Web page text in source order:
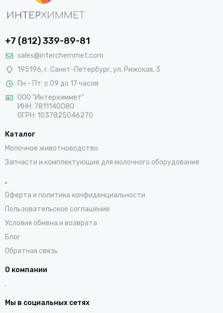
+7 (812) 339-89-81
sales@interchemmet.com
195196, г. Санкт-Петербург, ул. Рижская, 3
Пн - Пт: с 09 до 17 часов
ООО "Интерхиммет"
ИНН: 7811140080
ОГРН: 1037825046270
Каталог
Молочное животноводство
Запчасти и комплектующие для молочного оборудования
.
Оферта и политика конфиденциальности
Пользовательское соглашение
Условия обмена и возврата
Блог
Обратная связь
О компании
.
Мы в социальных сетях